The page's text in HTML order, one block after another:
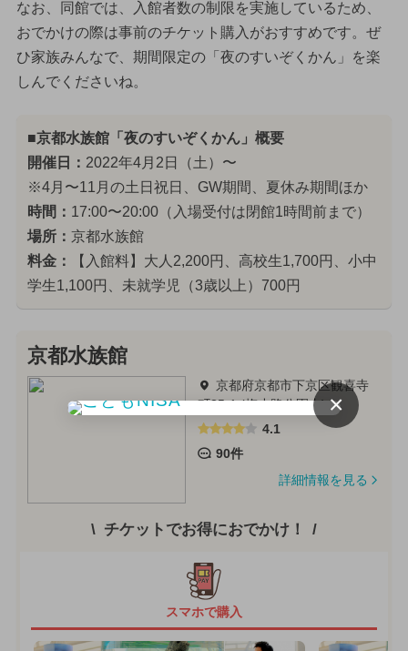
なお、同館では、入館者数の制限を実施しているため、
おでかけの際は事前のチケット購入がおすすめです。ぜ
ひ家族みんなで、期間限定の「夜のすいぞくかん」を楽
しんでくださいね。
■京都水族館「夜のすいぞくかん」概要
開催日： 2022年4月2日（土）〜
※4月〜11月の土日祝日、GW期間、夏休み期間ほか
時間： 17:00〜20:00（入場受付は閉館1時間前まで）
場所： 京都水族館
料金：
【入館料】大人2,200円、高校生1,700円、小中
学生1,100円、未就学児（3歳以上）700円
京都水族館
京都府京都市下京区観喜寺
町35-1 (梅小路公園内)
4.1
90件
詳細情報を見る
チケットでお得におでかけ！
スマホで購入
×